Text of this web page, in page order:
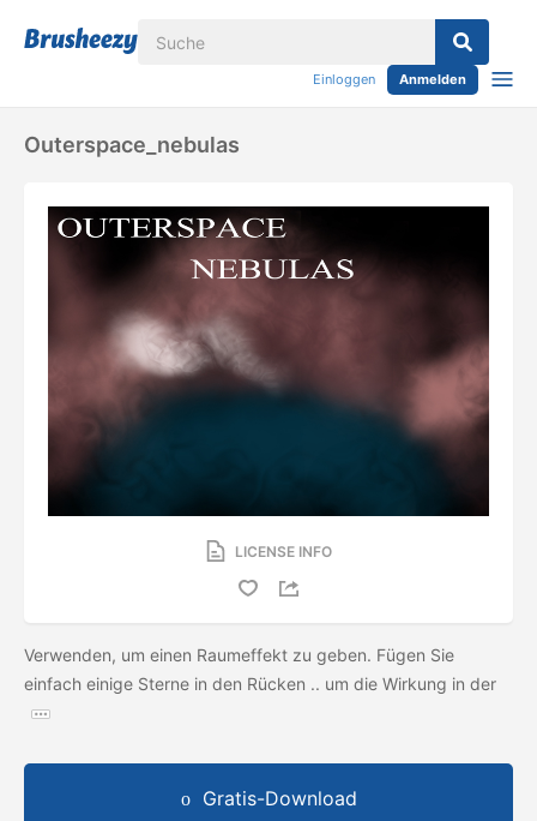
Einloggen Anmelden
Outerspace_nebulas
LICENSE INFO
Verwenden, um einen Raumeffekt zu geben. Fügen Sie
einfach einige Sterne in den Rücken .. um die Wirkung in der
Gratis-Download